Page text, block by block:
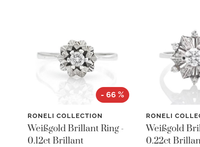
- 66 %
RONELI COLLECTION
Weißgold Brillant Ring -
0.12ct Brillant
RONELI
Weißgold
0.22ct